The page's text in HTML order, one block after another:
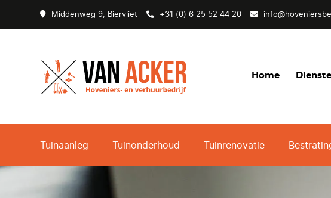
Middenweg 9, Biervliet +31 (0) 6 25 52 44 20
Home
Tuinaanleg Tuinonderhoud Tuinrenovatie